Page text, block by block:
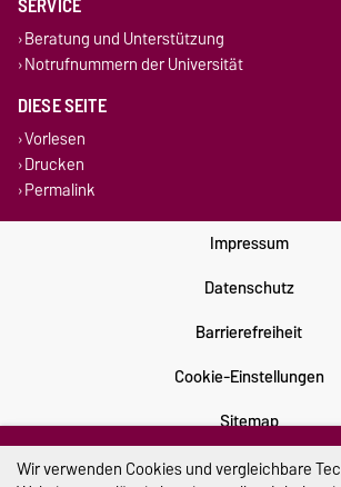
Beratung und Unterstützung
Notrufnummern der Universität
DIESE SEITE
Vorlesen
Drucken
Permalink
Impressum
Datenschutz
Barrierefreiheit
Cookie-Einstellungen
Sitemap
Wir verwenden Cookies und vergleichbare